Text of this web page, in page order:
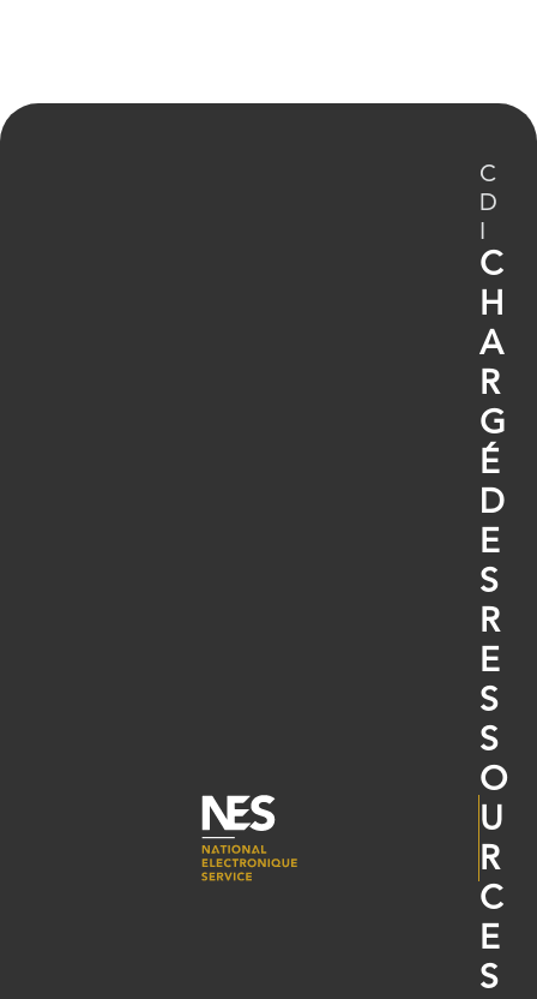
C
D
I
C
H
A
R
G
É
D
E
S
R
E
S
S
O
U
R
C
E
S